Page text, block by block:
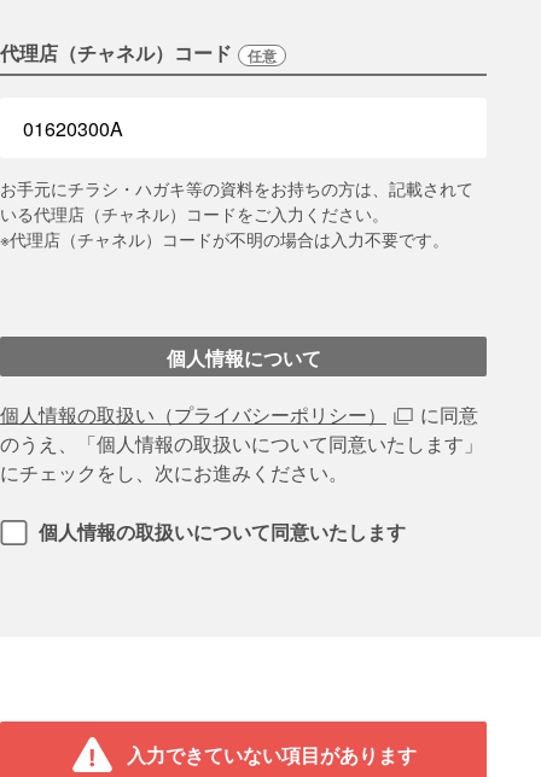
代理店（チャネル）コード 任意
お手元にチラシ・ハガキ等の資料をお持ちの方は、記載されて
いる代理店（チャネル）コードをご入力ください。
※代理店（チャネル）コードが不明の場合は入力不要です。
個人情報について
個人情報の取扱い（プライバシーポリシー）
に同意
のうえ、
「個⼈情報の取扱いについて同意いたします」
にチェックをし、次にお進みください。
個人情報の取扱いについて同意いたします
入力できていない項目があります